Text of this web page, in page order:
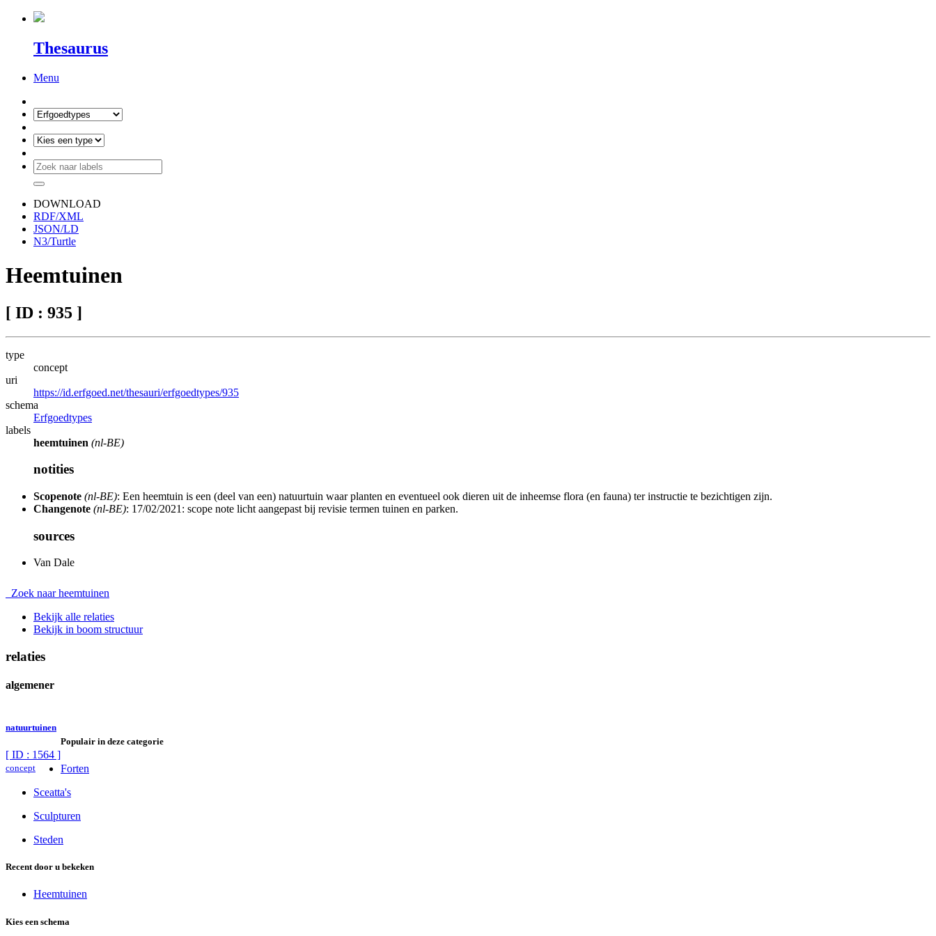
Thesaurus
Menu
DOWNLOAD
RDF/XML
JSON/LD
N3/Turtle
Heemtuinen
[ ID : 935 ]
type
concept
uri
https://id.erfgoed.net/thesauri/erfgoedtypes/935
schema
Erfgoedtypes
labels
heemtuinen (nl-BE)
notities
Scopenote (nl-BE): Een heemtuin is een (deel van een) natuurtuin waar planten en eventueel ook dieren uit de inheemse flora (en fauna) ter instructie te bezichtigen zijn.
Changenote (nl-BE): 17/02/2021: scope note licht aangepast bij revisie termen tuinen en parken.
sources
Van Dale
Zoek naar heemtuinen
Bekijk alle relaties
Bekijk in boom structuur
relaties
algemener
natuurtuinen
[ ID : 1564 ]
concept
Populair in deze categorie
Forten
Sceatta's
Sculpturen
Steden
Recent door u bekeken
Heemtuinen
Kies een schema